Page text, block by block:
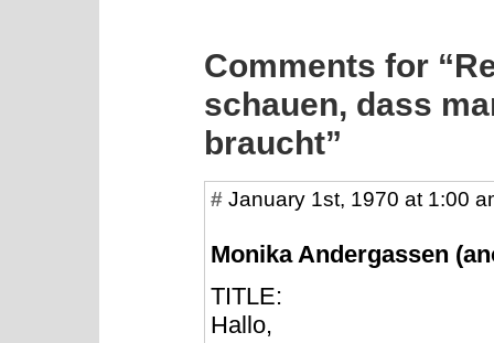
Comments for
schauen, dass
braucht”
# January 1st, 1970 at 1:00
Monika Andergassen
TITLE:
Hallo,